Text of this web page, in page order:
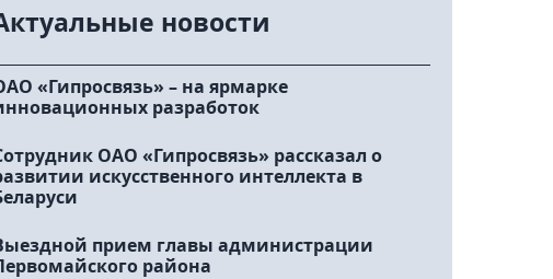
новости
«Гипросвязь» – на ярмарке
разработок
ОАО «Гипросвязь» рассказал о
искусственного интеллекта в
прием главы администрации
района